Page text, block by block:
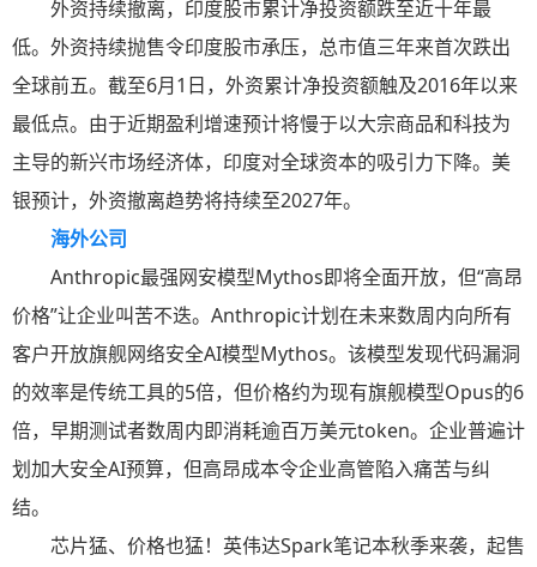
外资持续撤离，印度股市累计净投资额跌至近十年最
低。外资持续抛售令印度股市承压，总市值三年来首次跌出
全球前五。截至6月1日，外资累计净投资额触及2016年以来
最低点。由于近期盈利增速预计将慢于以大宗商品和科技为
主导的新兴市场经济体，印度对全球资本的吸引力下降。美
银预计，外资撤离趋势将持续至2027年。
海外公司
Anthropic最强网安模型Mythos即将全面开放，但“高昂
价格”让企业叫苦不迭。Anthropic计划在未来数周内向所有
客户开放旗舰网络安全AI模型Mythos。该模型发现代码漏洞
的效率是传统工具的5倍，但价格约为现有旗舰模型Opus的6
倍，早期测试者数周内即消耗逾百万美元token。企业普遍计
划加大安全AI预算，但高昂成本令企业高管陷入痛苦与纠
结。
芯片猛、价格也猛！英伟达Spark笔记本秋季来袭，起售